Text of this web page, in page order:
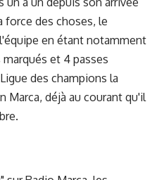
force des choses, le
en étant notamment
et 4 passes
des champions la
Marca, déjà au courant qu'il